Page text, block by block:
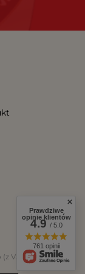
VAT).
Prawdziwe
opinie klientów
4.9/ 5.0
761 opinii